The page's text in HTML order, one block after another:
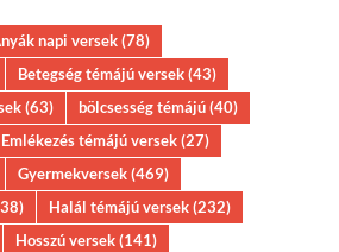
napi versek(78)
Betegség témájú versek(43)
(63) bölcsesség témájú(40)
Emlékezés témájú versek(27)
Gyermekversek(469)
Halál témájú versek(232)
Hosszú versek(141)